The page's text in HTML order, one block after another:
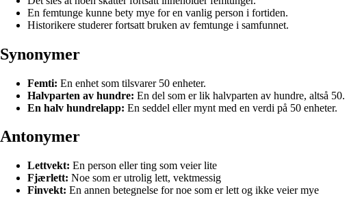
En femtunge kunne bety mye for en vanlig person i fortiden.
Historikere studerer fortsatt bruken av femtunge i samfunnet.
Synonymer
Femti: En enhet som tilsvarer 50 enheter.
Halvparten av hundre: En del som er lik halvparten av hundre, altså 50.
En halv hundrelapp: En seddel eller mynt med en verdi på 50 enheter.
Antonymer
Lettvekt: En person eller ting som veier lite
Fjærlett: Noe som er utrolig lett, vektmessig
Finvekt: En annen betegnelse for noe som er lett og ikke veier mye